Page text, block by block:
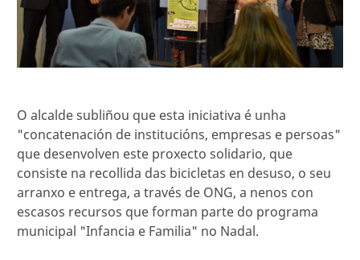
O alcalde subliñou que esta iniciativa é unha
"concatenación de institucións, empresas e persoas"
que desenvolven este proxecto solidario, que
consiste na recollida das bicicletas en desuso, o seu
arranxo e entrega, a través de ONG, a nenos con
escasos recursos que forman parte do programa
municipal "Infancia e Familia" no Nadal.